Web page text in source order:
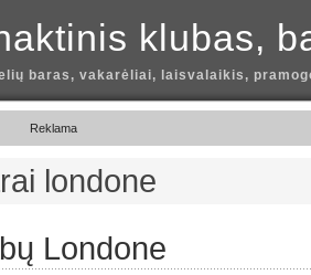
klubas,
baras, vakarėliai, laisvalaikis,
Reklama
londone
Londone